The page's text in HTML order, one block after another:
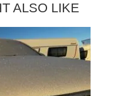
ALSO LIKE